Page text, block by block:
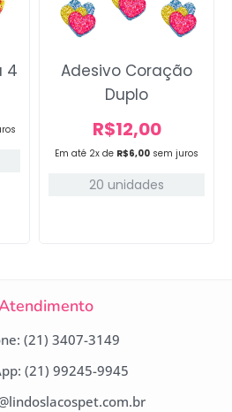
4
Em até 2x de R$6,00 sem juros
Adesivo Coração
Duplo
R$12,00
20 unidades
(21) 3407-3149
(21) 99245-9945